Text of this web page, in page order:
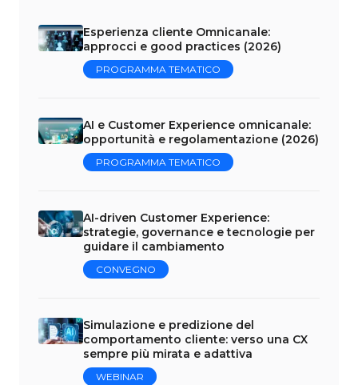
Esperienza cliente Omnicanale:
approcci e good practices (2026)
PROGRAMMA TEMATICO
AI e Customer Experience omnicanale:
opportunità e regolamentazione (2026)
PROGRAMMA TEMATICO
AI-driven Customer Experience:
strategie, governance e tecnologie per
guidare il cambiamento
CONVEGNO
Simulazione e predizione del
comportamento cliente: verso una CX
sempre più mirata e adattiva
WEBINAR